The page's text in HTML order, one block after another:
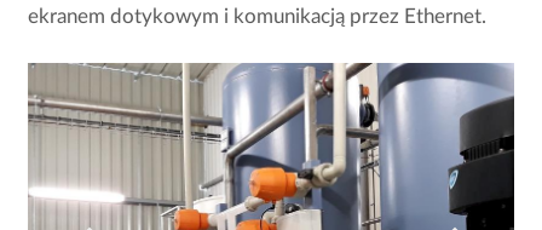
ekranem dotykowym i komunikacją przez Ethernet.